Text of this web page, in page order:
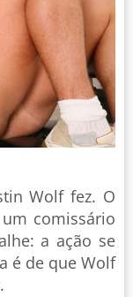
Wolf fez. O
comissário
a ação se
é de que Wolf